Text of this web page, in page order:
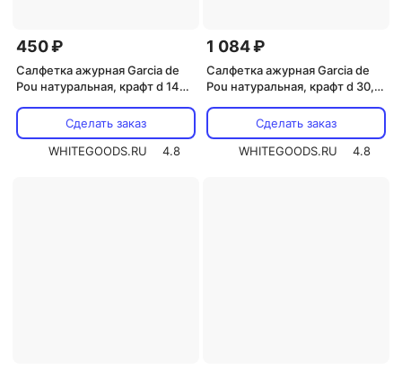
450 ₽
Салфетка ажурная Garcia de
Pou натуральная, крафт d 14
Сделать заказ
WHITEGOODS.RU
4.8
1 084 ₽
Салфетка ажурная Garcia de
Pou натуральная, крафт d 30,5
Сделать заказ
WHITEGOODS.RU
4.8